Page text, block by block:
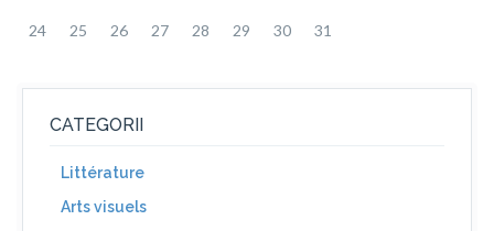
24 25 26 27 28 29 30 31
CATEGORII
Littérature
Arts visuels